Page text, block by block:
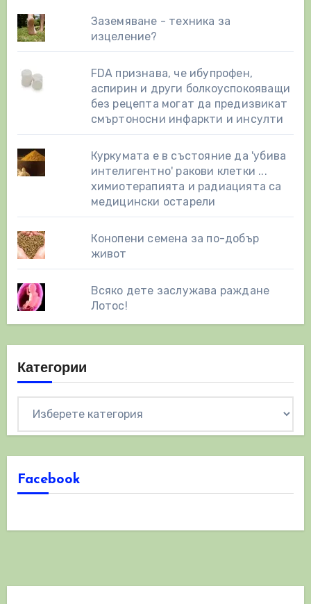
Заземяване - техника за
изцеление?
FDA признава, че ибупрофен,
аспирин и други болкоуспокояващи
без рецепта могат да предизвикат
смъртоносни инфаркти и инсулти
Куркумата е в състояние да 'убива
интелигентно' ракови клетки ...
химиотерапията и радиацията са
медицински остарели
Конопени семена за по-добър
живот
Всяко дете заслужава раждане
Лотос!
Категории
Facebook